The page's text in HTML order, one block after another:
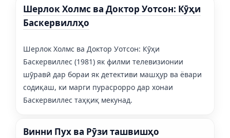
Шерлок Холмс ва Доктор Уотсон: Кӯҳи
Баскервиллҳо
Шерлок Холмс ва Доктор Уотсон: Кӯҳи
Баскервиллес (1981) як филми телевизионии
шӯравӣ дар бораи як детективи машҳур ва ёвари
содиқаш, ки марги пурасрорро дар хонаи
Баскервиллес таҳқиқ мекунад.
Винни Пух ва Рӯзи ташвишҳо